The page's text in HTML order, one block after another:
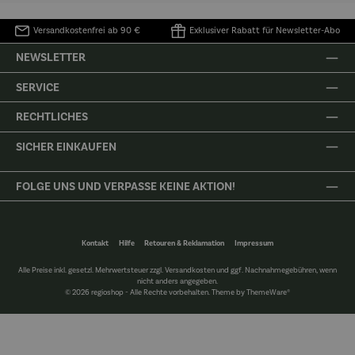
Versandkostenfrei ab 90 € Exklusiver Rabatt für Newsletter-Abo
NEWSLETTER
SERVICE
RECHTLICHES
SICHER EINKAUFEN
FOLGE UNS UND VERPASSE KEINE AKTION!
Kontakt Hilfe Retouren & Reklamation Impressum
Alle Preise inkl. gesetzl. Mehrwertsteuer zzgl.Versandkostenund ggf. Nachnahmegebühren, wenn
nicht anders angegeben.
© 2026 regioshop - Alle Rechte vorbehalten. Theme byThemeWare®